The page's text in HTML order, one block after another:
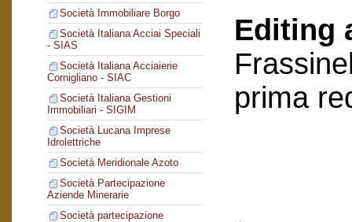
Società Immobiliare Borgo
Società Italiana Acciai Speciali
- SIAS
Società Italiana Acciaierie
Cornigliano - SIAC
Società Italiana Gestioni
Immobiliari - SIGIM
Società Lucana Imprese
Idrolettriche
Società Meridionale Azoto
Società Partecipazione
Aziende Minerarie
Società partecipazione
Editing
prima